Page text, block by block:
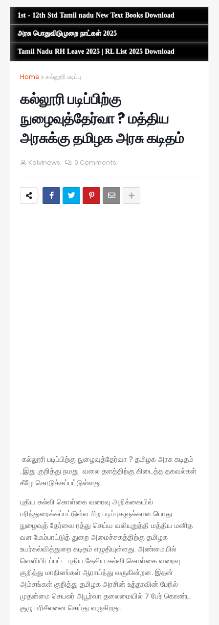
1st - 12th Std Tamil nadu New Text Books Download
அரசு பொதுவிடுமுறை நாட்கள் 2025
Tamil Nadu RH Leave 2025 | RL List 2025 Download
Home கல்லூரி படிப்பு
கல்லூரி படிப்பிற்கு
நுழைவுத்தேர்வா ? மத்திய
அரசுக்கு தமிழக அரசு கடிதம்
Kalvinews 0 Comments
கல்லூரி படிப்பிற்கு நுழைவுத்தேர்வா ? தமிழக அரசு கடிதம்
..இது குறித்து நமது வலை தளத்திற்கு கிடைத்த தகவல்கள்
கீழே கொடுக்கப்பட்டுள்ளது.
புதிய கல்வி கொள்கை வரைவு அறிக்கையில்
பரிந்துரைக்கப்பட்டுள்ள பிற படிப்புகளுக்கான பொது
நுழைவுத் தேர்வை ரத்து செய்ய வலியுறுத்தி மத்திய மனித
வள மேம்பாட்டுத் துறை அமைச்சகத்திற்கு தமிழக
உயர்கல்வித்துறை கடிதம் எழுதியுள்ளது. அண்மையில்
வெளியிடப்பட்ட புதிய தேசிய கல்வி கொள்கை வரைவு
குறித்து மாநிலங்கள் ஆராய்ந்து வருகின்றன. இதன்
அம்சங்கள் குறித்து தமிழக அரசின் உத்தரவின் பேரில்
முதன்மை செயலர் அபூர்வா தலைமையில் 7 பேர் கொண்ட
குழு பரிசீலனை செய்து வருகிறது.